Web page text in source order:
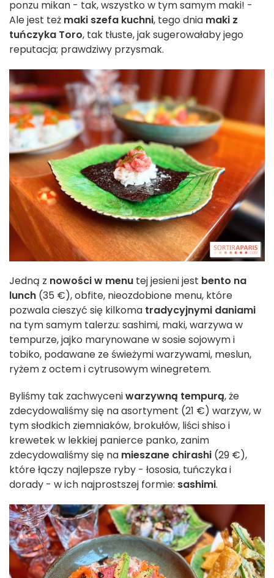
ponzu mikan - tak, wszystko w tym samym maki! -
Ale jest też maki szefa kuchni, tego dnia maki z
tuńczyka Toro, tak tłuste, jak sugerowałaby jego
reputacja; prawdziwy przysmak.
Jedną z nowości w menu tej jesieni jest bento na
lunch (35 €), obfite, nieozdobione menu, które
pozwala cieszyć się kilkoma tradycyjnymi daniami
na tym samym talerzu: sashimi, maki, warzywa w
tempurze, jajko marynowane w sosie sojowym i
tobiko, podawane ze świeżymi warzywami, meslun,
ryżem z octem i cytrusowym winegretem.
Byliśmy tak zachwyceniwarzywną tempurą, że
zdecydowaliśmy się na asortyment (21 €) warzyw, w
tym słodkich ziemniaków, brokułów, liści shiso i
krewetek w lekkiej panierce panko, zanim
zdecydowaliśmy się na mieszane chirashi (29 €),
które łączy najlepsze ryby - łososia, tuńczyka i
dorady - w ich najprostszej formie: sashimi.